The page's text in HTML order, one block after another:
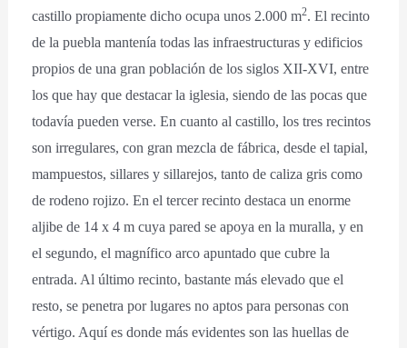
castillo propiamente dicho ocupa unos 2.000 m2. El recinto
de la puebla mantenía todas las infraestructuras y edificios
propios de una gran población de los siglos XII-XVI, entre
los que hay que destacar la iglesia, siendo de las pocas que
todavía pueden verse. En cuanto al castillo, los tres recintos
son irregulares, con gran mezcla de fábrica, desde el tapial,
mampuestos, sillares y sillarejos, tanto de caliza gris como
de rodeno rojizo. En el tercer recinto destaca un enorme
aljibe de 14 x 4 m cuya pared se apoya en la muralla, y en
el segundo, el magnífico arco apuntado que cubre la
entrada. Al último recinto, bastante más elevado que el
resto, se penetra por lugares no aptos para personas con
vértigo. Aquí es donde más evidentes son las huellas de